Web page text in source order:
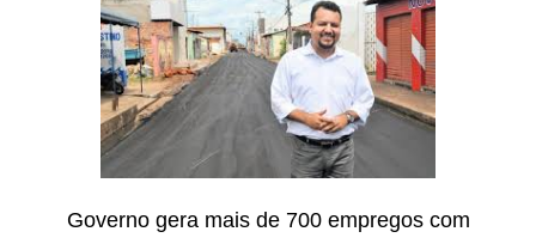
Governo gera mais de 700 empregos com